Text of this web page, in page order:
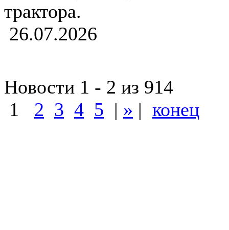
трактора.
26.07.2026
Новости 1 - 2 из 914
1
2 3 4 5 | » | конец